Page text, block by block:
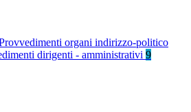
organi indirizzo-politico
dirigenti - amministrativi 9